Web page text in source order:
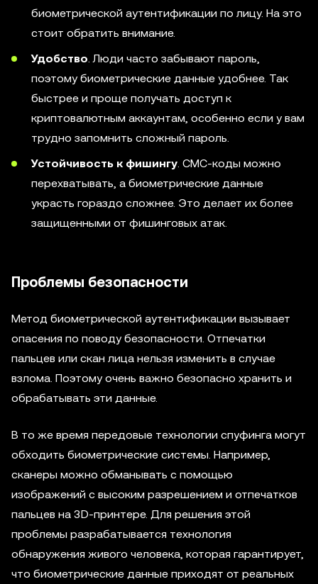
биометрической аутентификации по лицу. На это
стоит обратить внимание.
Удобство. Люди часто забывают пароль,
поэтому биометрические данные удобнее. Так
быстрее и проще получать доступ к
криптовалютным аккаунтам, особенно если у вам
трудно запомнить сложный пароль.
Устойчивость к фишингу. СМС-коды можно
перехватывать, а биометрические данные
украсть гораздо сложнее. Это делает их более
защищенными от фишинговых атак.
Проблемы безопасности
Метод биометрической аутентификации вызывает
опасения по поводу безопасности. Отпечатки
пальцев или скан лица нельзя изменить в случае
взлома. Поэтому очень важно безопасно хранить и
обрабатывать эти данные.
В то же время передовые технологии спуфинга могут
обходить биометрические системы. Например,
сканеры можно обманывать с помощью
изображений с высоким разрешением и отпечатков
пальцев на 3D-принтере. Для решения этой
проблемы разрабатывается технология
обнаружения живого человека, которая гарантирует,
что биометрические данные приходят от реальных